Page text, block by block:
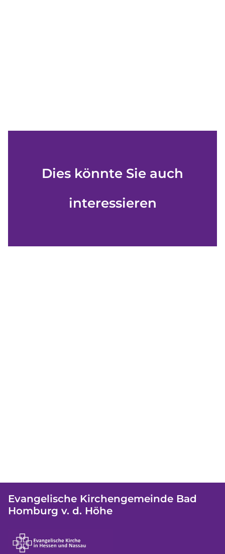
Dies könnte Sie auch
interessieren
Evangelische Kirchengemeinde Bad
Homburg v. d. Höhe